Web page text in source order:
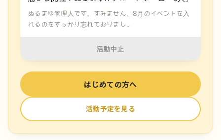
ぬるまゆ管理人です。すみません、8月のイベントを入
れるのをすっかり忘れておりまし...
活動中止
はじめての方へ
活動予定を見る